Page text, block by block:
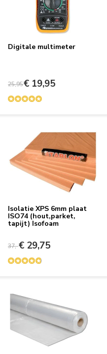
Digitale multimeter
25,95€ 19,95
Isolatie XPS 6mm plaat
ISO74 (hout,parket,
tapijt) Isofoam
37,-€ 29,75